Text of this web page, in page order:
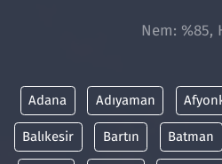
Nem: %85,
Adana Adıyaman
Balıkesir Bartın Batman